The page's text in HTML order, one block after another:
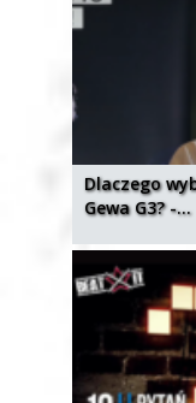
Dlaczego
Gewa G3? -…